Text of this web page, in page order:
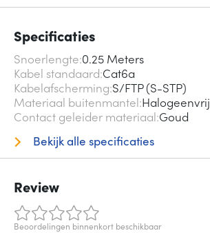
Specificaties
Snoerlengte 0.25 Meters
Kabel standaard Cat6a
Kabelafscherming S/FTP (S-STP)
Materiaal buitenmantel Halogeenvrij
Contact geleider materiaal Goud
Bekijk alle specificaties
Review
Beoordelingen binnenkort beschikbaar